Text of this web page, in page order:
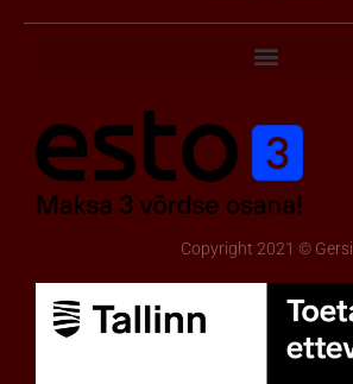
Copyright 2021 © Gersi